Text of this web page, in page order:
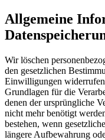
Allgemeine
Wir löschen
den gesetzlichen
Einwilligungen
Grundlagen für die
denen der ursprüngliche
nicht mehr benötigt
bestehen, wenn
längere Aufbewahrung